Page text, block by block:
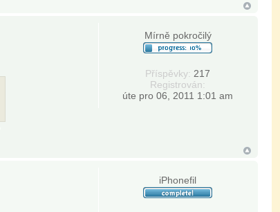
Mírně pokročilý
Příspěvky: 217
Registrován:
úte pro 06, 2011 1:01 am
iPhonefil